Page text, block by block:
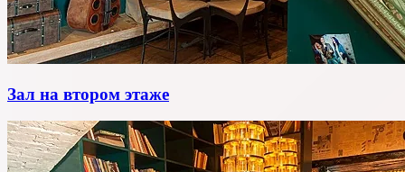
Зал на втором этаже